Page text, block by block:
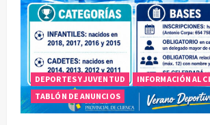
DEPORTES Y JUVENTUD
INFORMACIÓN AL
TABLÓN DE ANUNCIOS